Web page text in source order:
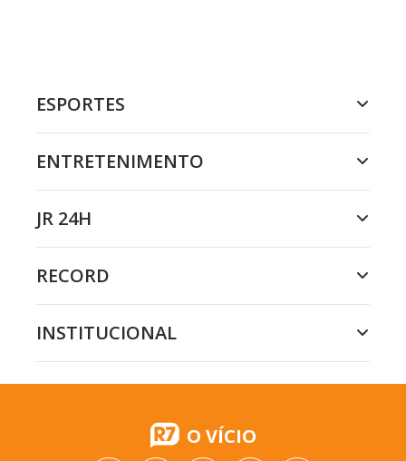
ESPORTES
ENTRETENIMENTO
JR 24H
RECORD
INSTITUCIONAL
O VÍCIO